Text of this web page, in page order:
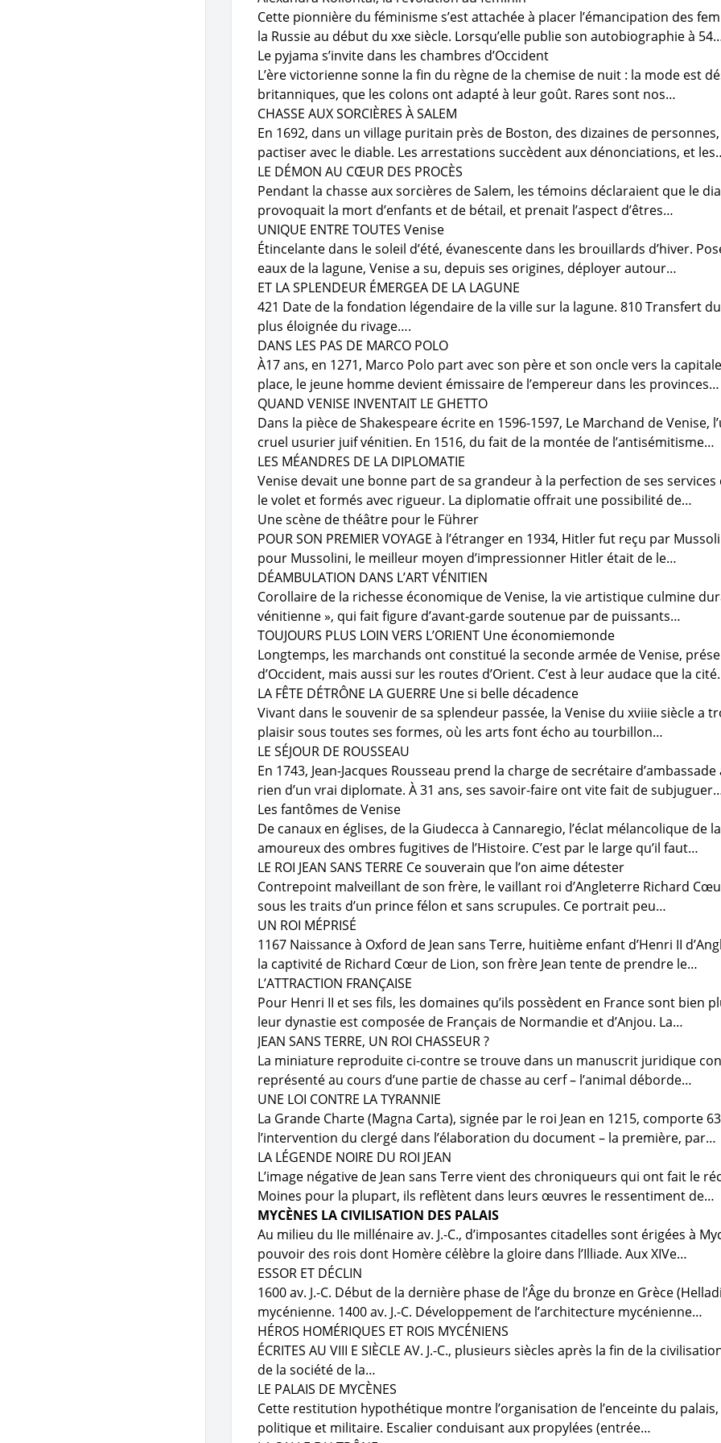
Cette pionnière du féminisme s’est attachée à placer l’émancipation des
la Russie au début du xxe siècle. Lorsqu’elle publie son autobiographie à
Le pyjama s’invite dans les chambres d’Occident
L’ère victorienne sonne la fin du règne de la chemise de nuit : la mode est
britanniques, que les colons ont adapté à leur goût. Rares sont nos…
CHASSE AUX SORCIÈRES À SALEM
En 1692, dans un village puritain près de Boston, des dizaines de
pactiser avec le diable. Les arrestations succèdent aux dénonciations, et
LE DÉMON AU CŒUR DES PROCÈS
Pendant la chasse aux sorcières de Salem, les témoins déclaraient que le
provoquait la mort d’enfants et de bétail, et prenait l’aspect d’êtres…
UNIQUE ENTRE TOUTES Venise
Étincelante dans le soleil d’été, évanescente dans les brouillards d’hiver.
eaux de la lagune, Venise a su, depuis ses origines, déployer autour…
ET LA SPLENDEUR ÉMERGEA DE LA LAGUNE
421 Date de la fondation légendaire de la ville sur la lagune. 810 Transfert
plus éloignée du rivage….
DANS LES PAS DE MARCO POLO
À17 ans, en 1271, Marco Polo part avec son père et son oncle vers la
place, le jeune homme devient émissaire de l’empereur dans les provinces…
QUAND VENISE INVENTAIT LE GHETTO
Dans la pièce de Shakespeare écrite en 1596-1597, Le Marchand de
cruel usurier juif vénitien. En 1516, du fait de la montée de l’antisémitisme…
LES MÉANDRES DE LA DIPLOMATIE
Venise devait une bonne part de sa grandeur à la perfection de ses
le volet et formés avec rigueur. La diplomatie offrait une possibilité de…
Une scène de théâtre pour le Führer
POUR SON PREMIER VOYAGE à l’étranger en 1934, Hitler fut reçu par
pour Mussolini, le meilleur moyen d’impressionner Hitler était de le…
DÉAMBULATION DANS L’ART VÉNITIEN
Corollaire de la richesse économique de Venise, la vie artistique culmine
vénitienne », qui fait figure d’avant-garde soutenue par de puissants…
TOUJOURS PLUS LOIN VERS L’ORIENT Une économiemonde
Longtemps, les marchands ont constitué la seconde armée de Venise,
d’Occident, mais aussi sur les routes d’Orient. C’est à leur audace que la
LA FÊTE DÉTRÔNE LA GUERRE Une si belle décadence
Vivant dans le souvenir de sa splendeur passée, la Venise du xviiie siècle a
plaisir sous toutes ses formes, où les arts font écho au tourbillon…
LE SÉJOUR DE ROUSSEAU
En 1743, Jean-Jacques Rousseau prend la charge de secrétaire
rien d’un vrai diplomate. À 31 ans, ses savoir-faire ont vite fait de
Les fantômes de Venise
De canaux en églises, de la Giudecca à Cannaregio, l’éclat mélancolique
amoureux des ombres fugitives de l’Histoire. C’est par le large qu’il faut…
LE ROI JEAN SANS TERRE Ce souverain que l’on aime détester
Contrepoint malveillant de son frère, le vaillant roi d’Angleterre Richard
sous les traits d’un prince félon et sans scrupules. Ce portrait peu…
UN ROI MÉPRISÉ
1167 Naissance à Oxford de Jean sans Terre, huitième enfant d’Henri II
la captivité de Richard Cœur de Lion, son frère Jean tente de prendre le…
L’ATTRACTION FRANÇAISE
Pour Henri II et ses fils, les domaines qu’ils possèdent en France sont bien
leur dynastie est composée de Français de Normandie et d’Anjou. La…
JEAN SANS TERRE, UN ROI CHASSEUR ?
La miniature reproduite ci-contre se trouve dans un manuscrit juridique
représenté au cours d’une partie de chasse au cerf – l’animal déborde…
UNE LOI CONTRE LA TYRANNIE
La Grande Charte (Magna Carta), signée par le roi Jean en 1215, comporte
l’intervention du clergé dans l’élaboration du document – la première, par…
LA LÉGENDE NOIRE DU ROI JEAN
L’image négative de Jean sans Terre vient des chroniqueurs qui ont fait le
Moines pour la plupart, ils reflètent dans leurs œuvres le ressentiment de…
MYCÈNES LA CIVILISATION DES PALAIS
Au milieu du IIe millénaire av. J.-C., d’imposantes citadelles sont érigées à
pouvoir des rois dont Homère célèbre la gloire dans l’Illiade. Aux XIVe…
ESSOR ET DÉCLIN
1600 av. J.-C. Début de la dernière phase de l’Âge du bronze en Grèce
mycénienne. 1400 av. J.-C. Développement de l’architecture mycénienne…
HÉROS HOMÉRIQUES ET ROIS MYCÉNIENS
ÉCRITES AU VIII E SIÈCLE AV. J.-C., plusieurs siècles après la fin de la
de la société de la…
LE PALAIS DE MYCÈNES
Cette restitution hypothétique montre l’organisation de l’enceinte du
politique et militaire. Escalier conduisant aux propylées (entrée…